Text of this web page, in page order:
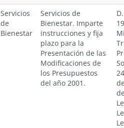
Servicios
de
Bienestar
Servicios de
Bienestar. Imparte
instrucciones y fija
plazo para la
Presentación de las
Modificaciones de
los Presupuestos
del año 2001.